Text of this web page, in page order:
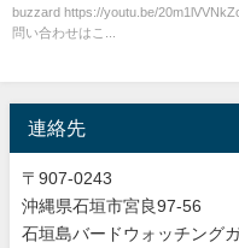
buzzard https://youtu.be/
問い合わせはこ...
連絡先
〒907-0243
沖縄県石垣市宮良97-56
石垣島バードウォッチング